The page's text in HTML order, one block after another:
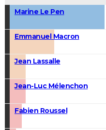
Marine Le Pen
Emmanuel Macron
Jean Lassalle
Jean-Luc Mélenchon
Fabien Roussel